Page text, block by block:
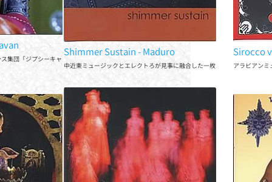
集団「ジプシーキャラバ
Shimmer Sustain - Maduro
中近東ミュージックとエレクトろが見事に融合した一枚 ア